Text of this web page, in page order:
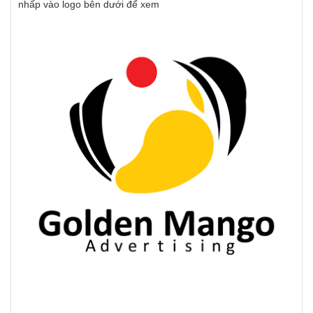
nhấp vào logo bên dưới để xem